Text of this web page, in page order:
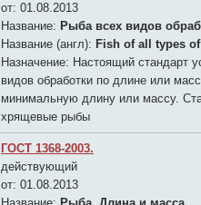
от: 01.08.2013
Название: Рыба всех видов
Название (англ): Fish of all types
Назначение: Настоящий стандарт
видов обработки по длине или
минимальную длину или массу.
хрящевые рыбы
ГОСТ 1368-2003.
действующий
от: 01.08.2013